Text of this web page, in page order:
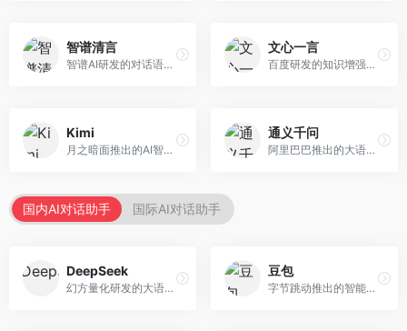
智谱清言
智谱AI研发的对话语言模型，支持中英双语交互。面向中文用户和开发者，提供知识问答、代码编写、文档解读等服务，开源生态完善，学术研究背景深厚。
文心一言
百度研发的知识增强大语言模型，深度融合百度知识图谱和搜索能力。面向中文用户，提供知识问答、文本创作、逻辑推理等服务，中文语境理解准确，知识覆盖面广。
Kimi
月之暗面推出的AI智能助手，核心优势在于超长文本处理能力，支持20万字以上文档分析。面向学术研究者、职场人士和内容创作者，提供文档解读、PPT生成、联网搜索等综合服务。
通义千问
阿里巴巴推出的大语言模型平台，提供对话问答、文档处理、图像理解、代码编写等全方位AI服务。面向企业用户和个人开发者，集成阿里云生态，支持多模态交互，企业级安全保障。
国内AI对话助手 国际AI对话助手
DeepSeek
幻方量化研发的大语言模型平台，专注于深度推理和代码生成能力。面向开发者、研究人员和技术爱好者，提供强大的逻辑推理和数学计算功能，开源生态完善，API接口友好。
豆包
字节跳动推出的智能对话助手平台，提供文本创作、知识问答、英语学习等多种AI服务。面向普通用户和内容创作者，支持多轮对话和文件解析，免费使用，响应速度快，中文理解能力强。